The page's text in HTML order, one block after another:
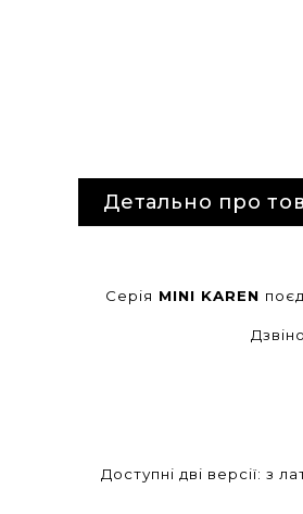
Детально про
Серія MINI KAREN
Доступні дві версії: з